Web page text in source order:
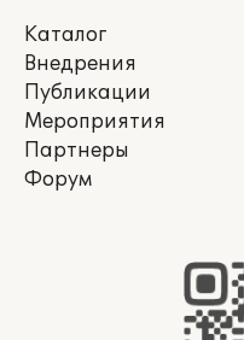
Каталог
Внедрения
Публикации
Мероприятия
Партнеры
Форум